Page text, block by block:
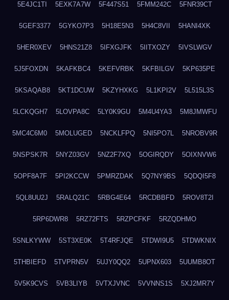
5E4JC1TI 5EXK7A7W 5F447S51 5FMM242C 5FNR39CT
5GEF3377 5GYKO7P3 5H18E5N3 5H4C8VII 5HANI4XK
5HER0XEV 5HNS21Z8 5IFXGJFK 5IITXOZY 5IVSLWGV
5J5FOXDN 5KAFKBC4 5KEFVRBK 5KFBILGV 5KP635PE
5KSAQAB8 5KT1DCUW 5KZYHXKG 5L1KPI2V 5L515L3S
5LCKQGH7 5LOVPA8C 5LY0K9GU 5M4U4YA3 5M8JMWFU
5MC4C6M0 5MOLUGED 5NCKLFPQ 5NI5PO7L 5NROBV9R
5NSPSK7R 5NYZ03GV 5NZ2F7XQ 5OGIRQDY 5OIXNVW6
5OPF8A7F 5PI2KCCW 5PMRZDAK 5Q7NY9BS 5QDQI5F8
5QL8UU2J 5RALQ21C 5RBG4E64 5RCDBBFD 5ROV8T2I
5RP6DWR8 5RZ72FTS 5RZPCFKF 5RZQDHMO
5SNLKYWW 5ST3XE0K 5T4RFJQE 5TDWI9U5 5TDWKNIX
5THBIEFD 5TVPRN5V 5UJY0QQ2 5UPNX603 5UUMB8OT
5V5K9CVS 5VB3LIYB 5VTXJVNC 5VVNNS1S 5XJ2MR7Y